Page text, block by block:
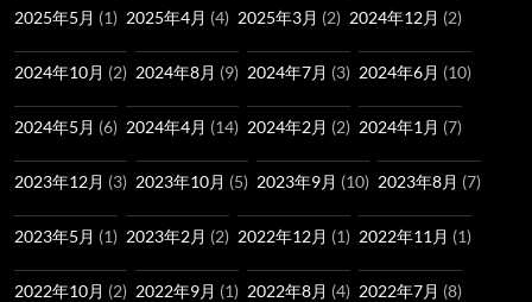
2025年5月 (1) 2025年4月 (4) 2025年3月 (2) 2024年12月 (2)
2024年10月 (2) 2024年8月 (9) 2024年7月 (3) 2024年6月 (10)
2024年5月 (6) 2024年4月 (14) 2024年2月 (2) 2024年1月 (7)
2023年12月 (3) 2023年10月 (5) 2023年9月 (10) 2023年8月 (7)
2023年5月 (1) 2023年2月 (2) 2022年12月 (1) 2022年11月 (1)
2022年10月 (2) 2022年9月 (1) 2022年8月 (4) 2022年7月 (8)